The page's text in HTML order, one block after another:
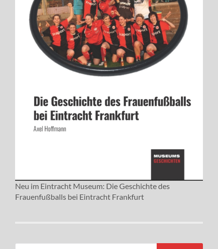
Neu im Eintracht Museum: Die Geschichte des
Frauenfußballs bei Eintracht Frankfurt